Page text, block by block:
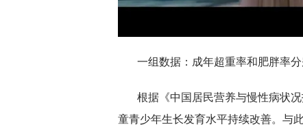
一组数据：成年超重率和肥胖率
根据《中国居民营养与慢性病状
童青少年生长发育水平持续改善。与